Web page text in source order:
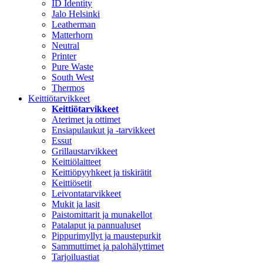
ID Identity
Jalo Helsinki
Leatherman
Matterhorn
Neutral
Printer
Pure Waste
South West
Thermos
Keittiötarvikkeet
Keittiötarvikkeet
Aterimet ja ottimet
Ensiapulaukut ja -tarvikkeet
Essut
Grillaustarvikkeet
Keittiölaitteet
Keittiöpyyhkeet ja tiskirätit
Keittiösetit
Leivontatarvikkeet
Mukit ja lasit
Paistomittarit ja munakellot
Patalaput ja pannualuset
Pippurimyllyt ja maustepurkit
Sammuttimet ja palohälyttimet
Tarjoiluastiat